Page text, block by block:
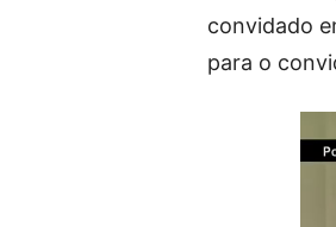
convidado
para o